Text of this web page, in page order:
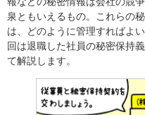
泉ともいえるもの。これらの
は、どのように管理すればよ
回は退職した社員の秘密保持
て解説します。